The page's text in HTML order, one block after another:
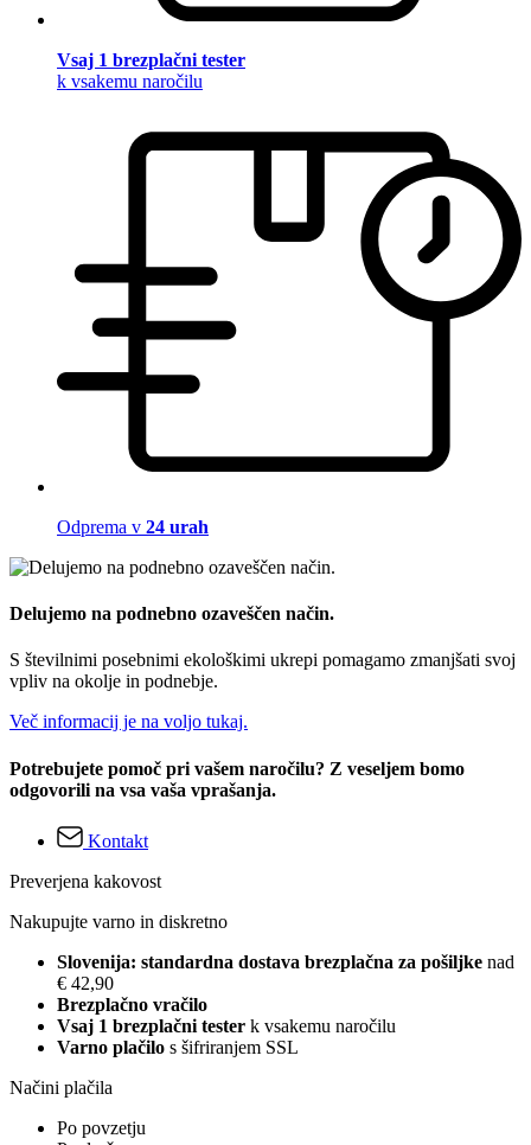
Vsaj 1 brezplačni tester
k vsakemu naročilu
Odprema v 24 urah
Delujemo na podnebno ozaveščen način.
S številnimi posebnimi ekološkimi ukrepi pomagamo zmanjšati svoj
vpliv na okolje in podnebje.
Več informacij je na voljo tukaj.
Potrebujete pomoč pri vašem naročilu? Z veseljem bomo
odgovorili na vsa vaša vprašanja.
Kontakt
Preverjena kakovost
Nakupujte varno in diskretno
Slovenija: standardna dostava brezplačna za pošiljke nad
€ 42,90
Brezplačno vračilo
Vsaj 1 brezplačni tester k vsakemu naročilu
Varno plačilo s šifriranjem SSL
Načini plačila
Po povzetju